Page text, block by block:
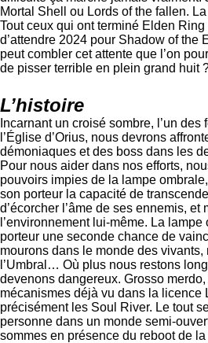
Mortal Shell ou Lords of the fallen.
Tout ceux qui ont terminé Elden
d’attendre 2024 pour Shadow of the
peut combler cet attente que l’on
de pisser terrible en plein grand huit
L’histoire
Incarnant un croisé sombre, l’un
l’Église d’Orius, nous devrons
démoniaques et des boss dans les
Pour nous aider dans nos efforts,
pouvoirs impies de la lampe
son porteur la capacité de
d’écorcher l’âme de ses ennemis, et
l’environnement lui-même. La
porteur une seconde chance de
mourons dans le monde des
l’Umbral… Où plus nous restons
devenons dangereux. Grosso
mécanismes déjà vu dans la licence
précisément les Soul River. Le tout
personne dans un monde semi-
sommes en présence du reboot de